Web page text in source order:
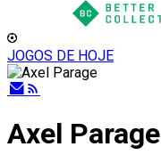
JOGOS DE HOJE
Axel Parage